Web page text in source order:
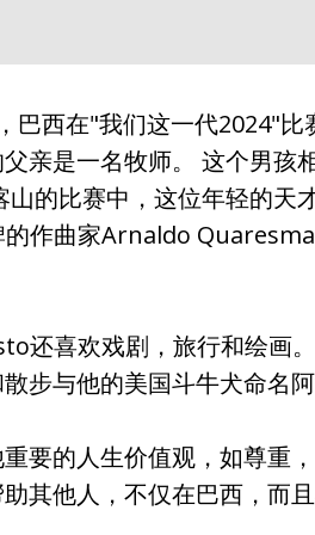
巴西在"我们这一代2024"
亲是一名牧师。 这个男孩
山的比赛中，这位年轻的天
作曲家Arnaldo
还喜欢戏剧，旅行和绘画
步与他的美国斗牛犬命名阿
要的人生价值观，如尊重
其他人，不仅在巴西，而